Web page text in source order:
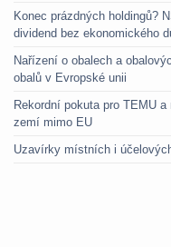
Konec prázdných holdingů?
dividend bez ekonomického
Nařízení o obalech a
obalů v Evropské unii
Rekordní pokuta pro TEMU
zemí mimo EU
Uzavírky místních i